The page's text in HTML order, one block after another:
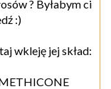
? Byłabym ci
:)
wkleję jej skład: